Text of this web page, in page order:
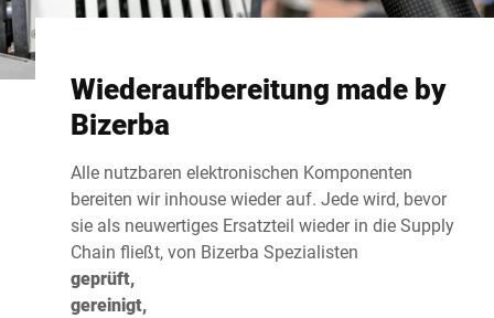
Wiederaufbereitung made by
Bizerba
Alle nutzbaren elektronischen Komponenten
bereiten wir inhouse wieder auf. Jede wird, bevor
sie als neuwertiges Ersatzteil wieder in die Supply
Chain fließt, von Bizerba Spezialisten
geprüft,
gereinigt,